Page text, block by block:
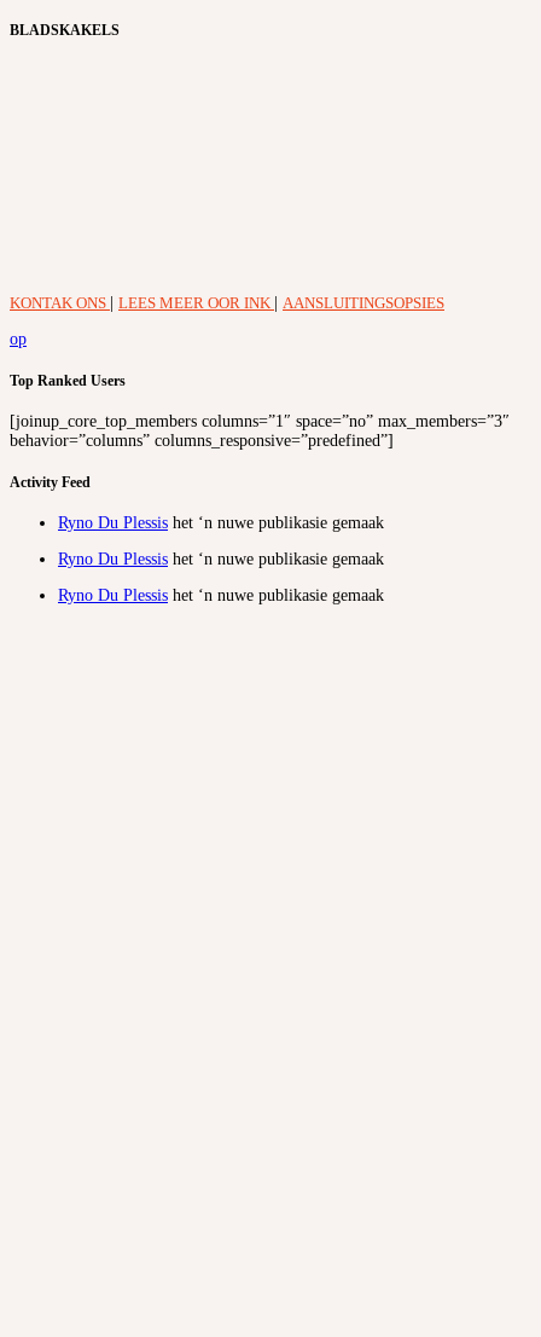
BLADSKAKELS
KONTAK ONS LEES MEER OOR INK
AANSLUITINGSOPSIES
op
Top Ranked Users
[joinup_core_top_members columns=”1″ space=”no” max_members=”3″
behavior=”columns” columns_responsive=”predefined”]
Activity Feed
Ryno Du Plessis het ‘n nuwe publikasie gemaak
Ryno Du Plessis het ‘n nuwe publikasie gemaak
Ryno Du Plessis het ‘n nuwe publikasie gemaak